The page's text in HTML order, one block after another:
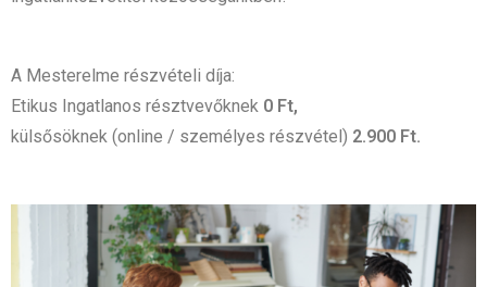
A Mesterelme részvételi díja:
Etikus Ingatlanos résztvevőknek 0 Ft,
külsősöknek (online / személyes részvétel) 2.900 Ft.